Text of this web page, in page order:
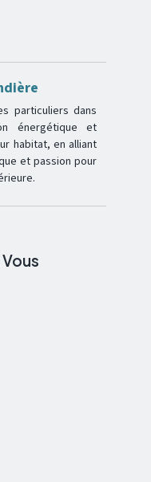
particuliers dans
énergétique et
habitat, en alliant
et passion pour